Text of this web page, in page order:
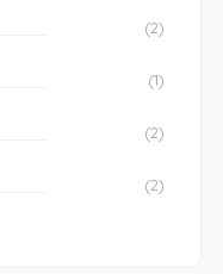
(2)
(1)
(2)
(2)